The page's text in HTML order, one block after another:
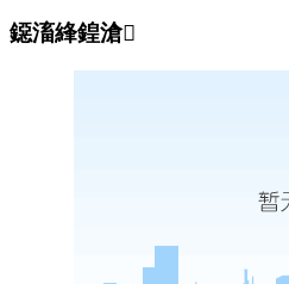
鐚滀綘鍠滄